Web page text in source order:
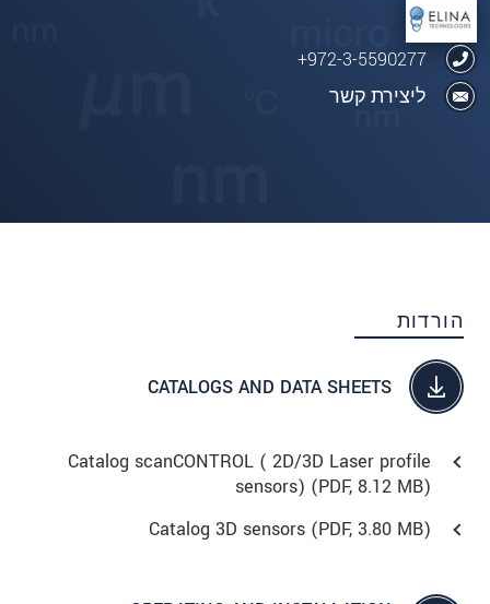
972-3-5590277+
ליצירת קשר
הורדות
CATALOGS AND DATA SHEETS
Catalog scanCONTROL ( 2D/3D Laser profile
sensors) (PDF, 8.12 MB)
Catalog 3D sensors (PDF, 3.80 MB)